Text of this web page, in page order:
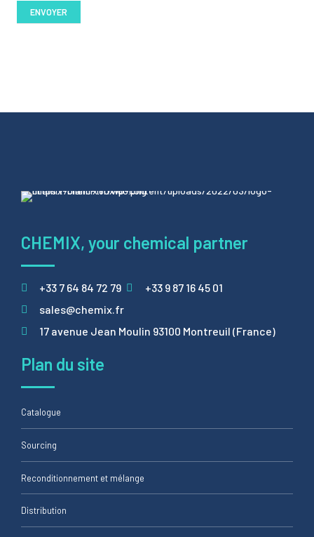
CHEMIX, your chemical partner
+33 7 64 84 72 79
+33 9 87 16 45 01
sales@chemix.fr
17 avenue Jean Moulin 93100 Montreuil (France)
Plan du site
Catalogue
Sourcing
Reconditionnement et mélange
Distribution